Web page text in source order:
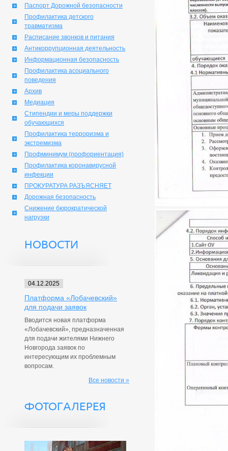
Паспорт Дорожной безопасности
Профилактика детского
травматизма
Расписание звонков и питания
Антикоррупционная деятельность
Информационная безопасность
Профилактика асоциального
поведения
Архив
Медиация
Стипендии и меры поддержки
обучающихся
Профилактика терроризма и
экстремизма
Профминимум (профориентация)
Профилактика коронавирусной
инфекции
ПРОКУРАТУРА РАЗЪЯСНЯЕТ
Дорожная безопасность
Снижение бюрократической
нагрузки
НОВОСТИ
04.12.2025
Платформа «Лобачевский»
для подачи заявок
Вводится новая платформа
«Лобачевский», предназначенная
для подачи жителями Нижнего
Новгорода заявок по
интересующим их проблемным
вопросам.
Все новости »
ФОТОГАЛЕРЕЯ